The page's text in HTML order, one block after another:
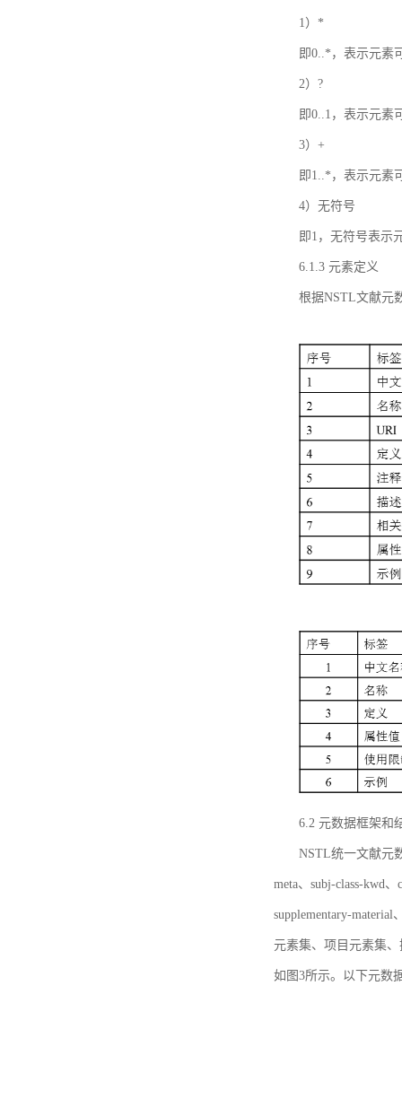
1）*
即0..*，表示元素
2）?
即0..1，表示元素
3）+
即1..*，表示元素
4）无符号
即1，无符号表示
6.1.3 元素定义
根据NSTL文献元
6.2 元数据框架和
NSTL统一文献元
meta、subj-class-kwd
supplementary-
元素集、项目元素集
如图3所示。以下元数